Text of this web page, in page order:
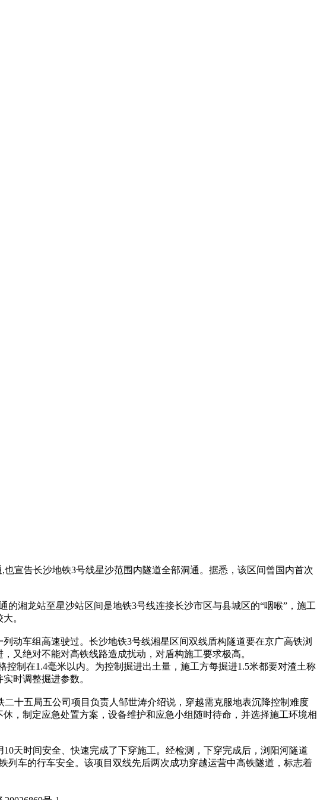
宣告长沙地铁3号线星沙范围内隧道全部洞通。据悉，该区间曾国内首次
湘龙站至星沙站区间是地铁3号线连接长沙市区与县城区的“咽喉”，施工
。
车组高速驶过。长沙地铁3号线湘星区间双线盾构隧道要在京广高铁浏
又绝对不能对高铁线路造成扰动，对盾构施工要求极高。
制在1.4毫米以内。为控制掘进出土量，施工方每掘进1.5米都要对渣土称
时调整掘进参数。
十五局五公司项目负责人邹世涛介绍说，穿越需克服地表沉降控制难度
，制定应急处置方案，设备维护和应急小组随时待命，并选择施工环境相
天时间安全、快速完成了下穿施工。经检测，下穿完成后，浏阳河隧道
车的行车安全。该项目双线先后两次成功穿越运营中高铁隧道，标志着